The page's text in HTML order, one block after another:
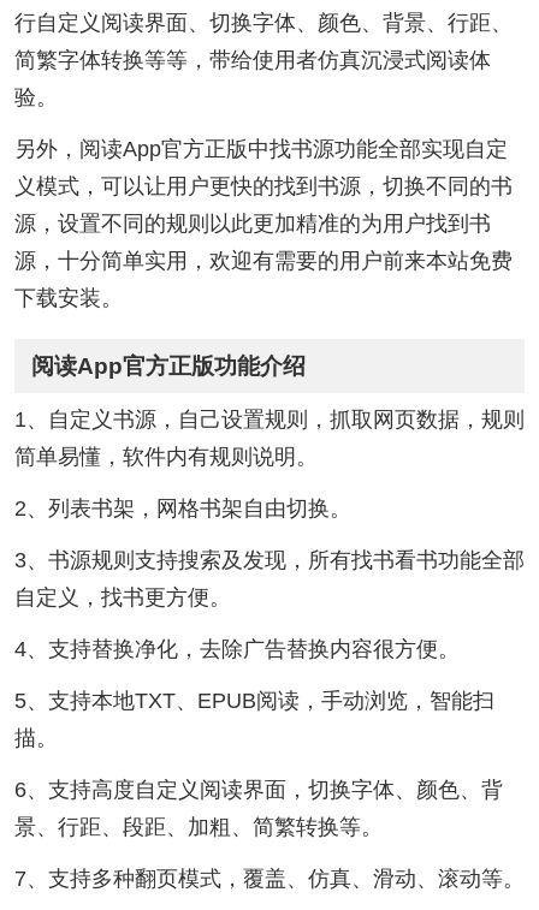
行自定义阅读界面、切换字体、颜色、背景、行距、
简繁字体转换等等，带给使用者仿真沉浸式阅读体
验。
另外，阅读App官方正版中找书源功能全部实现自定
义模式，可以让用户更快的找到书源，切换不同的书
源，设置不同的规则以此更加精准的为用户找到书
源，十分简单实用，欢迎有需要的用户前来本站免费
下载安装。
阅读App官方正版功能介绍
1、自定义书源，自己设置规则，抓取网页数据，规则
简单易懂，软件内有规则说明。
2、列表书架，网格书架自由切换。
3、书源规则支持搜索及发现，所有找书看书功能全部
自定义，找书更方便。
4、支持替换净化，去除广告替换内容很方便。
5、支持本地TXT、EPUB阅读，手动浏览，智能扫
描。
6、支持高度自定义阅读界面，切换字体、颜色、背
景、行距、段距、加粗、简繁转换等。
7、支持多种翻页模式，覆盖、仿真、滑动、滚动等。